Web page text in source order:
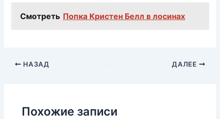
Смотреть Попка Кристен Белл в лосинах
НАЗАД ДАЛЕЕ
Похожие записи